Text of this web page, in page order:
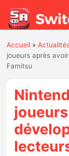
Actualités
Jeux
Accueil »
joueurs après
Famitsu